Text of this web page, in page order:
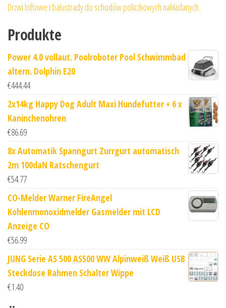
Drzwi loftowe i balustrady do schodów policzkowych nakładanych
Produkte
Power 4.0 vollaut. Poolroboter Pool Schwimmbad
altern. Dolphin E20
€444.44
2x14kg Happy Dog Adult Maxi Hundefutter + 6 x
Kaninchenohren
€86.69
8x Automatik Spanngurt Zurrgurt automatisch
2m 100daN Ratschengurt
€54.77
CO-Melder Warner FireAngel
Kohlenmonoxidmelder Gasmelder mit LCD
Anzeige CO
€56.99
JUNG Serie AS 500 AS500 WW Alpinweiß Weiß USB
Steckdose Rahmen Schalter Wippe
€1.40